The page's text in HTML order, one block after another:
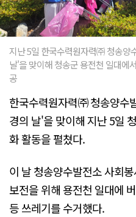
지난 5일 한국수력원자력㈜ 청송양
날'을 맞이해 청송군 용전천 일대에
공
한국수력원자력㈜ 청송양수
경의 날'을 맞이해 지난 5일
화 활동을 펼쳤다.
이 날 청송양수발전소 사회
보전을 위해 용전천 일대에
등 쓰레기를 수거했다.